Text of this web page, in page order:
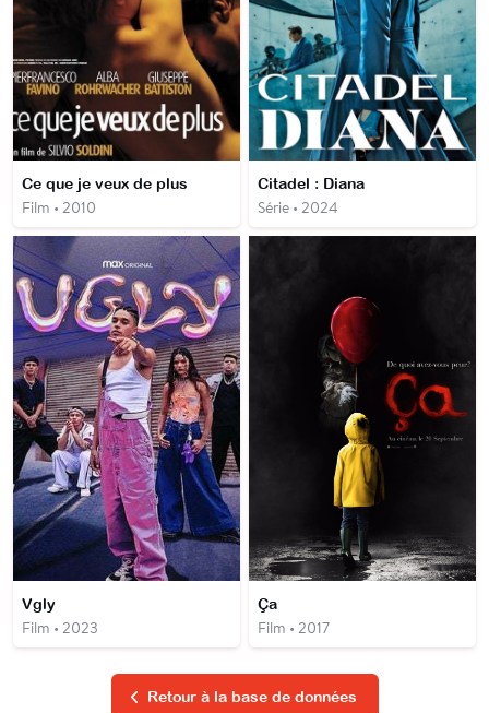
Ce que je veux de plus
Film • 2010
Citadel : Diana
Série • 2024
Vgly
Film • 2023
Ça
Film • 2017
Retour à la base de données